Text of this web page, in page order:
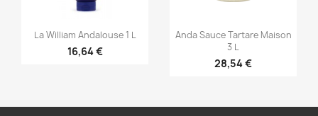
Γρήγορη προβολή
La William Andalouse 1 L
16,64 €
Γρήγορη προβολή
Anda Sauce Tartare Maison
3 L
28,54 €